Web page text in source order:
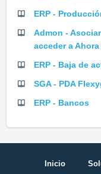
ERP -
Admon -
acceder a Ahora
ERP - Baja de
SGA - PDA
ERP - Bancos
Inicio